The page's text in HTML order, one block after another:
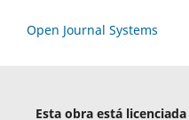
Open Journal Systems
Esta obra está